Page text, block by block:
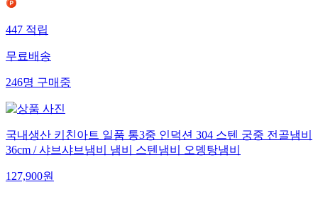
447적립
무료배송
246명구매중
국내생산 키친아트 일품 통3중 인덕션 304 스텐 궁중 전골냄비
36cm / 샤브샤브냄비 냄비 스텐냄비 오뎅탕냄비
127,900원